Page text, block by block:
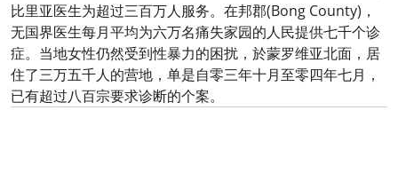
比里亚医生为超过三百万人服务。在邦郡(Bong County)，
无国界医生每月平均为六万名痛失家园的人民提供七千个诊
症。当地女性仍然受到性暴力的困扰，於蒙罗维亚北面，居
住了三万五千人的营地，单是自零三年十月至零四年七月，
已有超过八百宗要求诊断的个案。